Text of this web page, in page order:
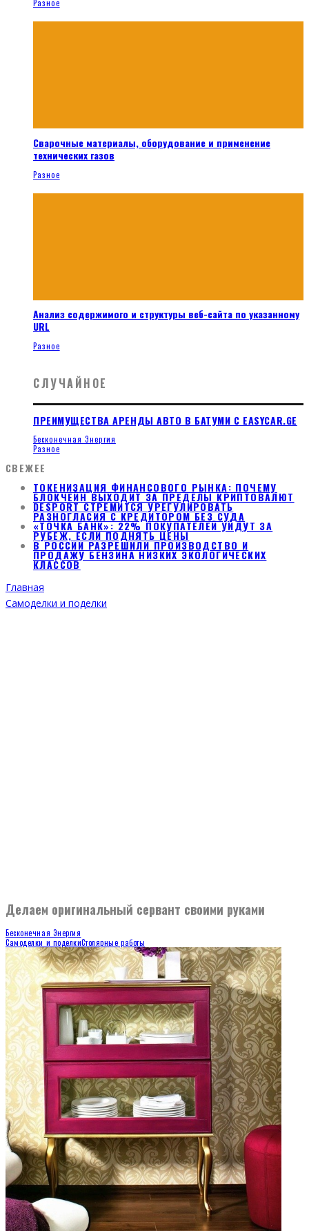
Разное
Сварочные материалы, оборудование и применение
технических газов
Разное
Анализ содержимого и структуры веб-сайта по указанному
URL
Разное
СЛУЧАЙНОЕ
ПРЕИМУЩЕСТВА АРЕНДЫ АВТО В БАТУМИ С EASYCAR.GE
Бесконечная Энергия
Разное
СВЕЖЕЕ
ТОКЕНИЗАЦИЯ ФИНАНСОВОГО РЫНКА: ПОЧЕМУ
БЛОКЧЕЙН ВЫХОДИТ ЗА ПРЕДЕЛЫ КРИПТОВАЛЮТ
DESPORT СТРЕМИТСЯ УРЕГУЛИРОВАТЬ
РАЗНОГЛАСИЯ С КРЕДИТОРОМ БЕЗ СУДА
«ТОЧКА БАНК»: 22% ПОКУПАТЕЛЕЙ УЙДУТ ЗА
РУБЕЖ, ЕСЛИ ПОДНЯТЬ ЦЕНЫ
В РОССИИ РАЗРЕШИЛИ ПРОИЗВОДСТВО И
ПРОДАЖУ БЕНЗИНА НИЗКИХ ЭКОЛОГИЧЕСКИХ
КЛАССОВ
Главная
Самоделки и поделки
Делаем оригинальный сервант своими руками
Бесконечная Энергия
Самоделки и поделкиСтолярные работы